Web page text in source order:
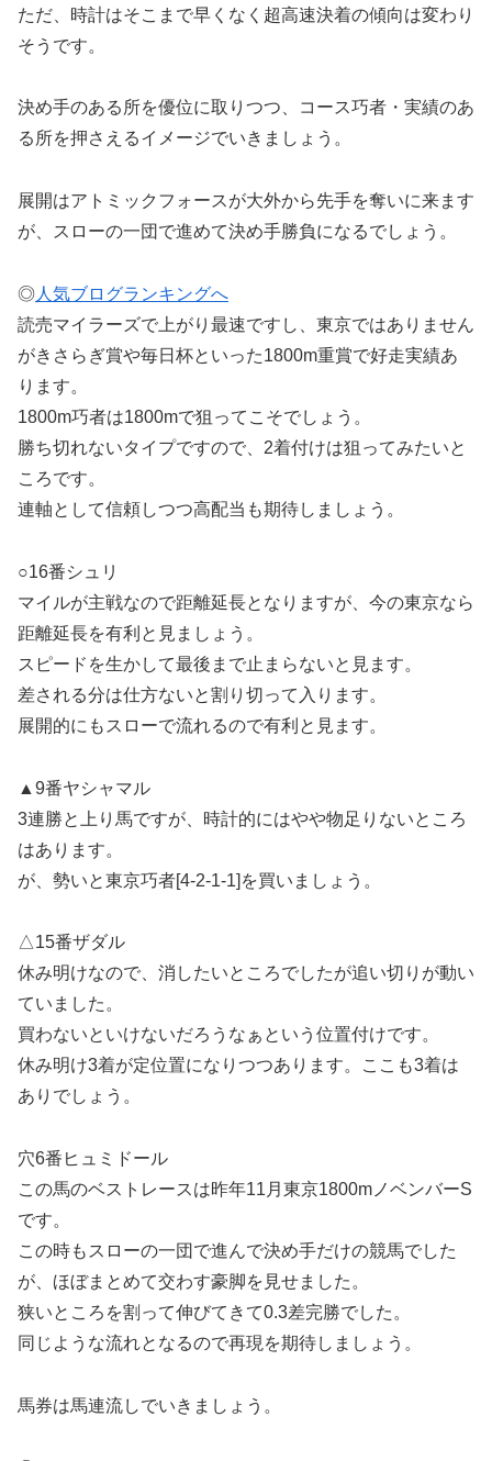
ただ、時計はそこまで早くなく超高速決着の傾向は変わり
そうです。
決め手のある所を優位に取りつつ、コース巧者・実績のあ
る所を押さえるイメージでいきましょう。
展開はアトミックフォースが大外から先手を奪いに来ます
が、スローの一団で進めて決め手勝負になるでしょう。
◎人気ブログランキングへ
読売マイラーズで上がり最速ですし、東京ではありません
がきさらぎ賞や毎日杯といった1800m重賞で好走実績あ
ります。
1800m巧者は1800mで狙ってこそでしょう。
勝ち切れないタイプですので、2着付けは狙ってみたいと
ころです。
連軸として信頼しつつ高配当も期待しましょう。
○16番シュリ
マイルが主戦なので距離延長となりますが、今の東京なら
距離延長を有利と見ましょう。
スピードを生かして最後まで止まらないと見ます。
差される分は仕方ないと割り切って入ります。
展開的にもスローで流れるので有利と見ます。
▲9番ヤシャマル
3連勝と上り馬ですが、時計的にはやや物足りないところ
はあります。
が、勢いと東京巧者[4-2-1-1]を買いましょう。
△15番ザダル
休み明けなので、消したいところでしたが追い切りが動い
ていました。
買わないといけないだろうなぁという位置付けです。
休み明け3着が定位置になりつつあります。ここも3着は
ありでしょう。
穴6番ヒュミドール
この馬のベストレースは昨年11月東京1800mノベンバーS
です。
この時もスローの一団で進んで決め手だけの競馬でした
が、ほぼまとめて交わす豪脚を見せました。
狭いところを割って伸びてきて0.3差完勝でした。
同じような流れとなるので再現を期待しましょう。
馬券は馬連流しでいきましょう。